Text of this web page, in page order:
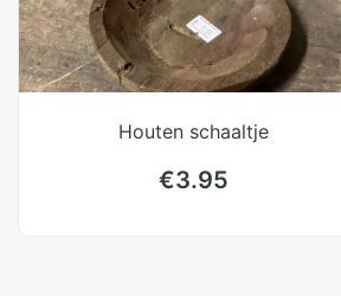
Houten schaaltje
€3.95